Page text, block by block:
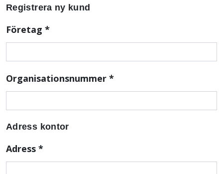
Registrera ny kund
Företag *
Organisationsnummer *
Adress kontor
Adress *